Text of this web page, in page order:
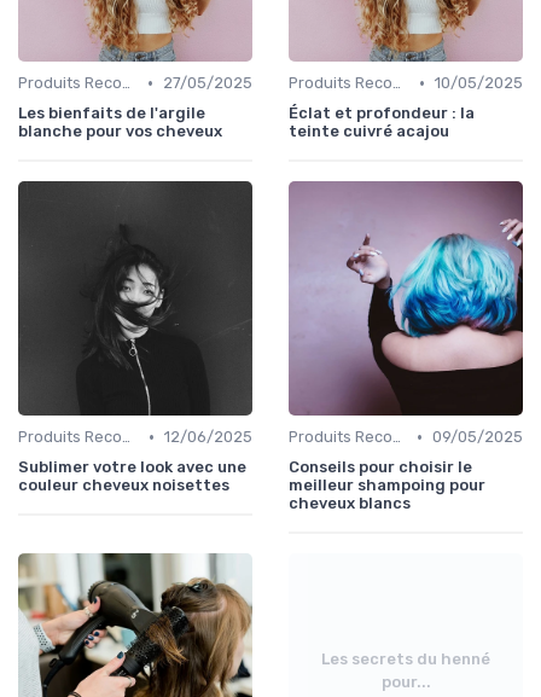
Produits Recommandés •
27/05/2025
Les bienfaits de l'argile
blanche pour vos cheveux
Produits Recommandés • 10/05/2025
Éclat et profondeur : la
teinte cuivré acajou
Produits Recommandés • 12/06/2025
Sublimer votre look avec une
couleur cheveux noisettes
Produits Recommandés • 09/05/2025
Conseils pour choisir le
meilleur shampoing pour
cheveux blancs
Les secrets du henné
pour...